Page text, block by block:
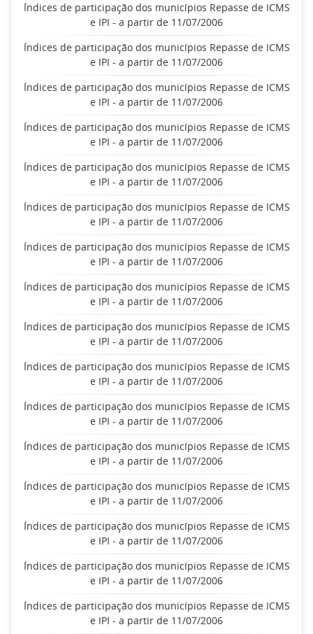
Índices de participação dos municípios Repasse de ICMS
e IPI - a partir de 11/07/2006
Índices de participação dos municípios Repasse de ICMS
e IPI - a partir de 11/07/2006
Índices de participação dos municípios Repasse de ICMS
e IPI - a partir de 11/07/2006
Índices de participação dos municípios Repasse de ICMS
e IPI - a partir de 11/07/2006
Índices de participação dos municípios Repasse de ICMS
e IPI - a partir de 11/07/2006
Índices de participação dos municípios Repasse de ICMS
e IPI - a partir de 11/07/2006
Índices de participação dos municípios Repasse de ICMS
e IPI - a partir de 11/07/2006
Índices de participação dos municípios Repasse de ICMS
e IPI - a partir de 11/07/2006
Índices de participação dos municípios Repasse de ICMS
e IPI - a partir de 11/07/2006
Índices de participação dos municípios Repasse de ICMS
e IPI - a partir de 11/07/2006
Índices de participação dos municípios Repasse de ICMS
e IPI - a partir de 11/07/2006
Índices de participação dos municípios Repasse de ICMS
e IPI - a partir de 11/07/2006
Índices de participação dos municípios Repasse de ICMS
e IPI - a partir de 11/07/2006
Índices de participação dos municípios Repasse de ICMS
e IPI - a partir de 11/07/2006
Índices de participação dos municípios Repasse de ICMS
e IPI - a partir de 11/07/2006
Índices de participação dos municípios Repasse de ICMS
e IPI - a partir de 11/07/2006